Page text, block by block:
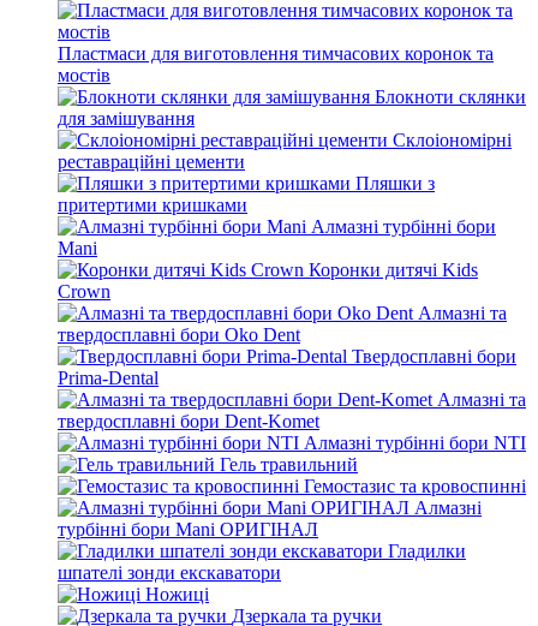
Пластмаси для виготовлення тимчасових коронок та
мостів
Блокноти склянки
для замішування
Склоіономірні
реставраційні цементи
Пляшки з
притертими кришками
Алмазні турбінні бори
Mani
Коронки дитячі Kids
Crown
Алмазні та
твердосплавні бори Oko Dent
Твердосплавні бори
Prima-Dental
Алмазні та
твердосплавні бори Dent-Komet
Алмазні турбінні бори NTI
Гель травильний
Гемостазис та кровоспинні
Алмазні
турбінні бори Mani ОРИГІНАЛ
Гладилки
шпателі зонди екскаватори
Ножиці
Дзеркала та ручки